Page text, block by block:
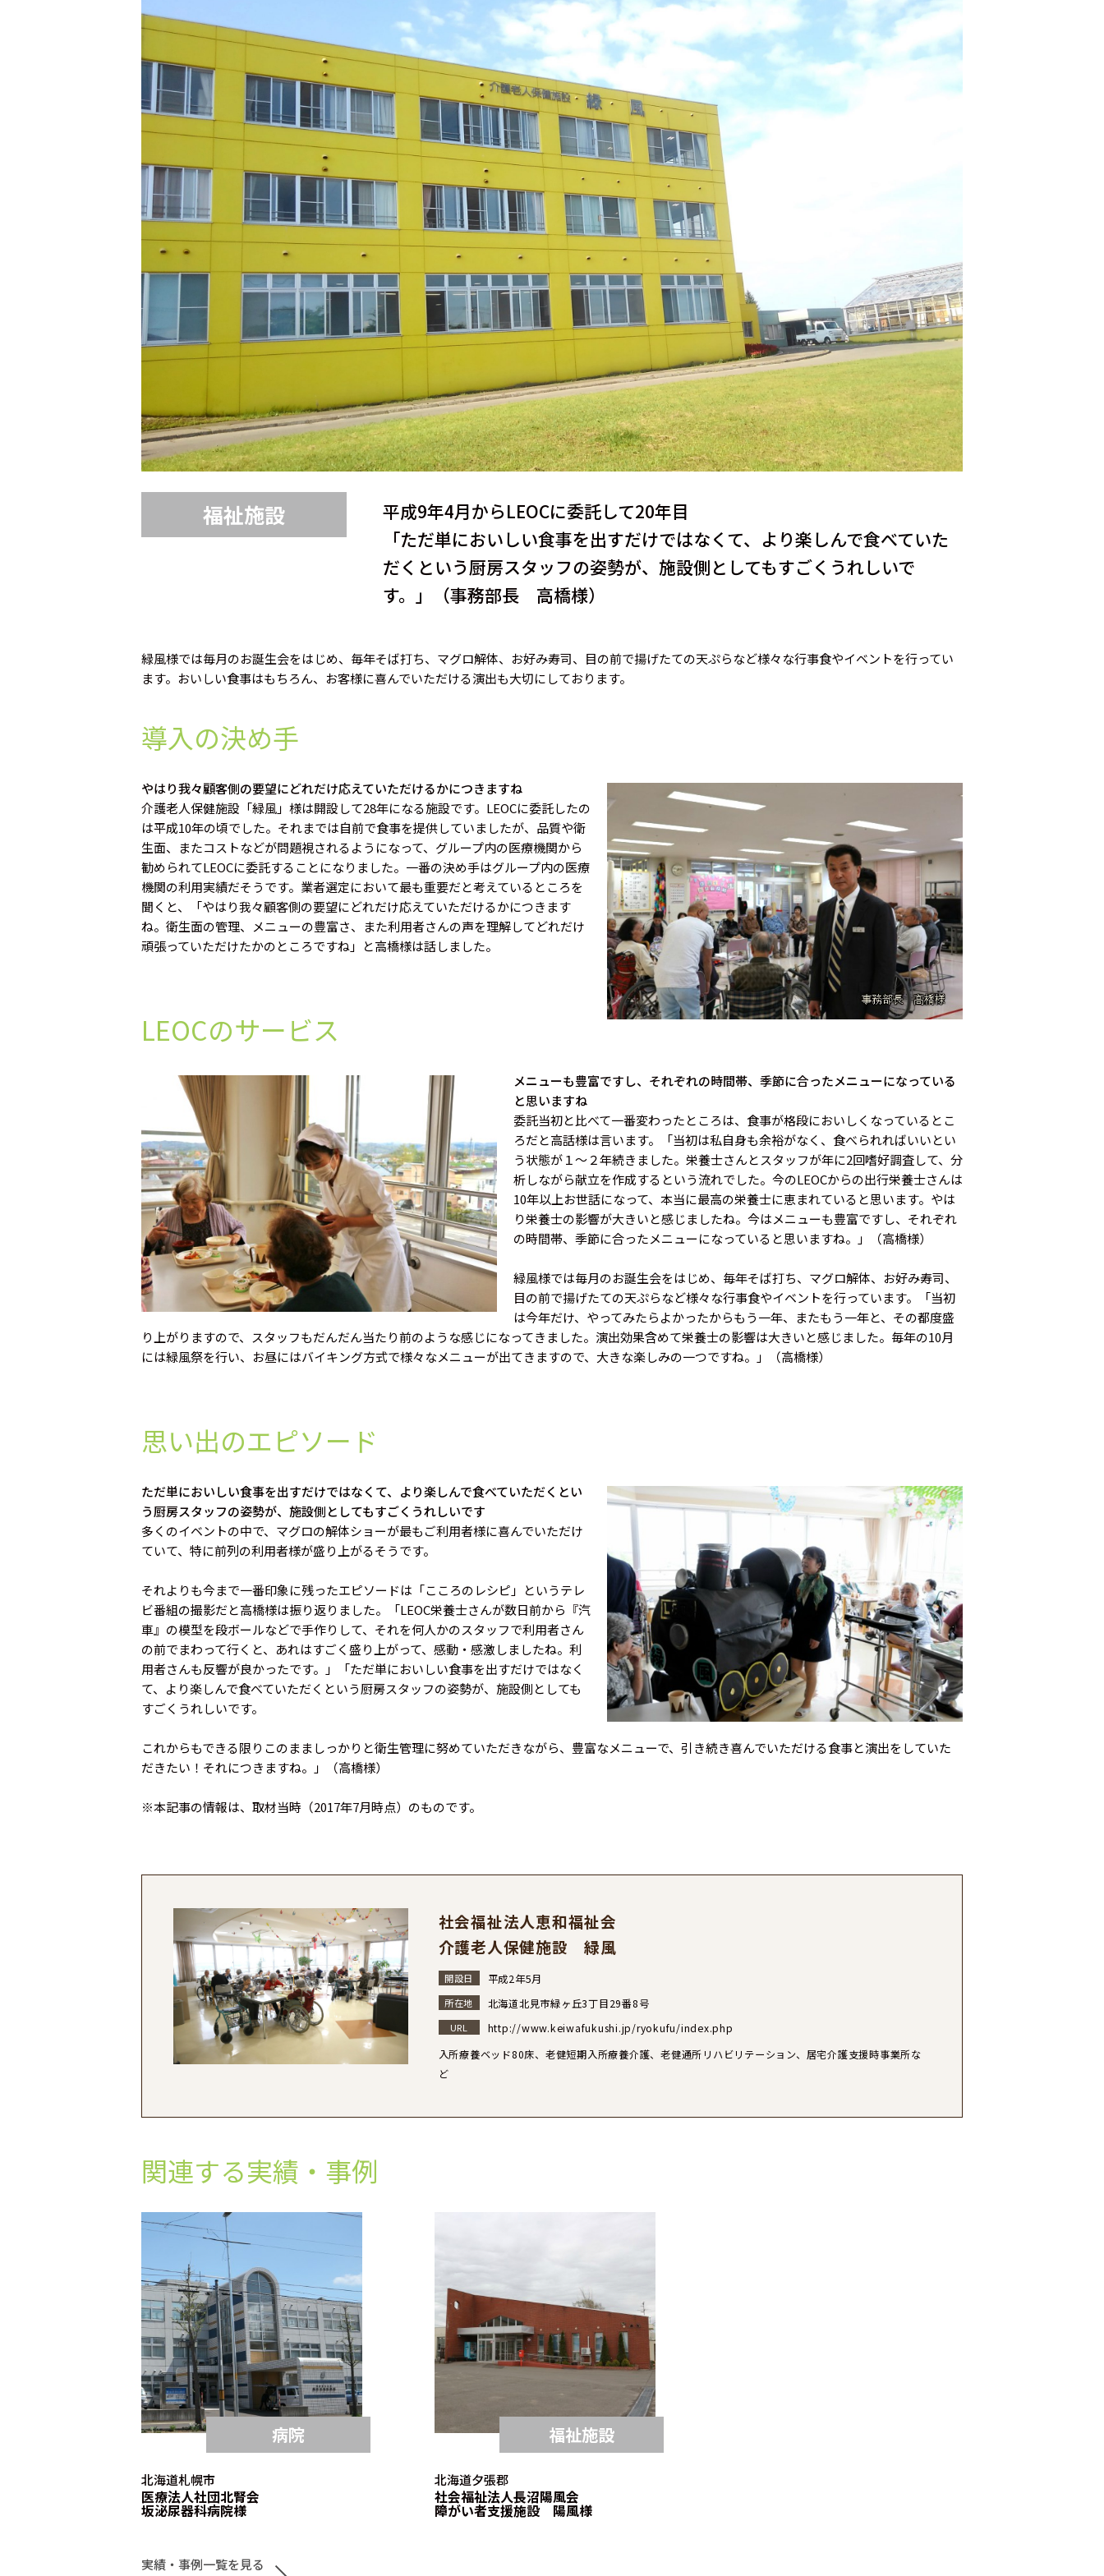
福祉施設
平成9年4月からLEOCに委託して20年目
「ただ単においしい食事を出すだけではなくて、より楽しんで食べていた
だくという厨房スタッフの姿勢が、施設側としてもすごくうれしいで
す。」（事務部長 高橋様）
緑風様では毎月のお誕生会をはじめ、毎年そば打ち、マグロ解体、お好み寿司、目の前で揚げたての天ぷらなど様々な行事食やイベントを行ってい
ます。おいしい食事はもちろん、お客様に喜んでいただける演出も大切にしております。
導入の決め手
やはり我々顧客側の要望にどれだけ応えていただけるかにつきますね
介護老人保健施設「緑風」様は開設して28年になる施設です。LEOCに委託したの
は平成10年の頃でした。それまでは自前で食事を提供していましたが、品質や衛
生面、またコストなどが問題視されるようになって、グループ内の医療機関から
勧められてLEOCに委託することになりました。一番の決め手はグループ内の医療
機関の利用実績だそうです。業者選定において最も重要だと考えているところを
聞くと、「やはり我々顧客側の要望にどれだけ応えていただけるかにつきます
ね。衛生面の管理、メニューの豊富さ、また利用者さんの声を理解してどれだけ
頑張っていただけたかのところですね」と高橋様は話しました。
LEOCのサービス
メニューも豊富ですし、それぞれの時間帯、季節に合ったメニューになっている
と思いますね
委託当初と比べて一番変わったところは、食事が格段においしくなっているとこ
ろだと高話様は言います。「当初は私自身も余裕がなく、食べられればいいとい
う状態が１～２年続きました。栄養士さんとスタッフが年に2回嗜好調査して、分
析しながら献立を作成するという流れでした。今のLEOCからの出行栄養士さんは
10年以上お世話になって、本当に最高の栄養士に恵まれていると思います。やは
り栄養士の影響が大きいと感じましたね。今はメニューも豊富ですし、それぞれ
の時間帯、季節に合ったメニューになっていると思いますね。」（高橋様）
緑風様では毎月のお誕生会をはじめ、毎年そば打ち、マグロ解体、お好み寿司、
目の前で揚げたての天ぷらなど様々な行事食やイベントを行っています。「当初
は今年だけ、やってみたらよかったからもう一年、またもう一年と、その都度盛
り上がりますので、スタッフもだんだん当たり前のような感じになってきました。演出効果含めて栄養士の影響は大きいと感じました。毎年の10月
には緑風祭を行い、お昼にはバイキング方式で様々なメニューが出てきますので、大きな楽しみの一つですね。」（高橋様）
思い出のエピソード
ただ単においしい食事を出すだけではなくて、より楽しんで食べていただくとい
う厨房スタッフの姿勢が、施設側としてもすごくうれしいです
多くのイベントの中で、マグロの解体ショーが最もご利用者様に喜んでいただけ
ていて、特に前列の利用者様が盛り上がるそうです。
それよりも今まで一番印象に残ったエピソードは「こころのレシピ」というテレ
ビ番組の撮影だと高橋様は振り返りました。「LEOC栄養士さんが数日前から『汽
車』の模型を段ボールなどで手作りして、それを何人かのスタッフで利用者さん
の前でまわって行くと、あれはすごく盛り上がって、感動・感激しましたね。利
用者さんも反響が良かったです。」「ただ単においしい食事を出すだけではなく
て、より楽しんで食べていただくという厨房スタッフの姿勢が、施設側としても
すごくうれしいです。
これからもできる限りこのまましっかりと衛生管理に努めていただきながら、豊富なメニューで、引き続き喜んでいただける食事と演出をしていた
だきたい！それにつきますね。」（高橋様）
※本記事の情報は、取材当時（2017年7月時点）のものです。
社会福祉法人恵和福祉会
介護老人保健施設 緑風
開設日 平成2年5月
所在地 北海道北見市緑ヶ丘3丁目29番8号
URL
http://www.keiwafukushi.jp/ryokufu/index.php
入所療養ベッド80床、老健短期入所療養介護、老健通所リハビリテーション、居宅介護支援時事業所な
ど
関連する実績・事例
病院
北海道札幌市
医療法人社団北腎会
坂泌尿器科病院様
福祉施設
北海道夕張郡
社会福祉法人長沼陽風会
障がい者支援施設 陽風様
実績・事例一覧を見る